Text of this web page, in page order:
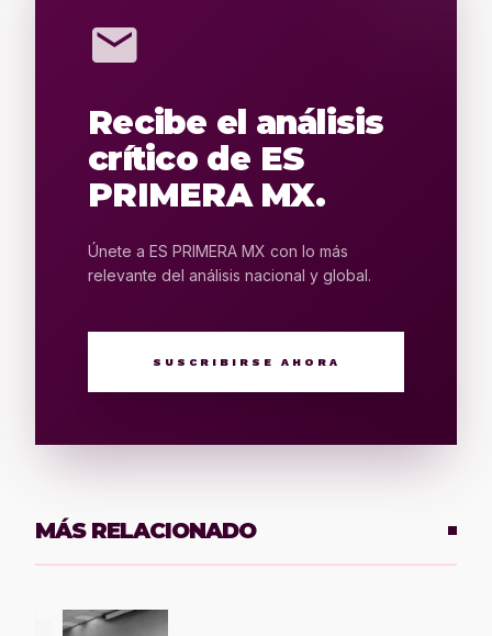
mail
Recibe el análisis
crítico de ES
PRIMERA MX.
Únete a ES PRIMERA MX con lo más
relevante del análisis nacional y global.
SUSCRIBIRSE AHORA
MÁS RELACIONADO